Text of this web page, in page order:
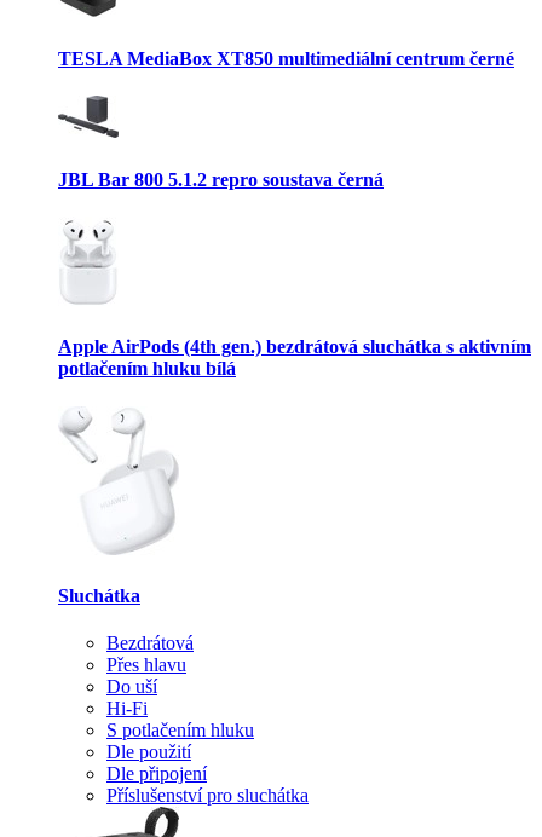
TESLA MediaBox XT850 multimediální centrum černé
JBL Bar 800 5.1.2 repro soustava černá
Apple AirPods (4th gen.) bezdrátová sluchátka s aktivním
potlačením hluku bílá
Sluchátka
Bezdrátová
Přes hlavu
Do uší
Hi-Fi
S potlačením hluku
Dle použití
Dle připojení
Příslušenství pro sluchátka